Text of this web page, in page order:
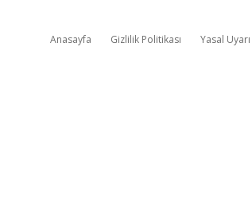
Anasayfa Gizlilik Politikası Yasal Uyarı